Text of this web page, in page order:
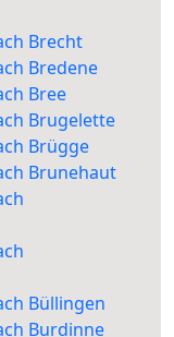
Brecht
Bredene
Bree
Brugelette
Brügge
Brunehaut
Büllingen
Burdinne